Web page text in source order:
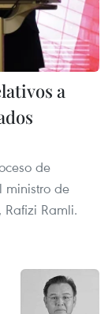
a
de
ministro de
Ramli.